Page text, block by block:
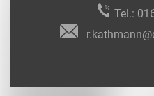
Tel.: